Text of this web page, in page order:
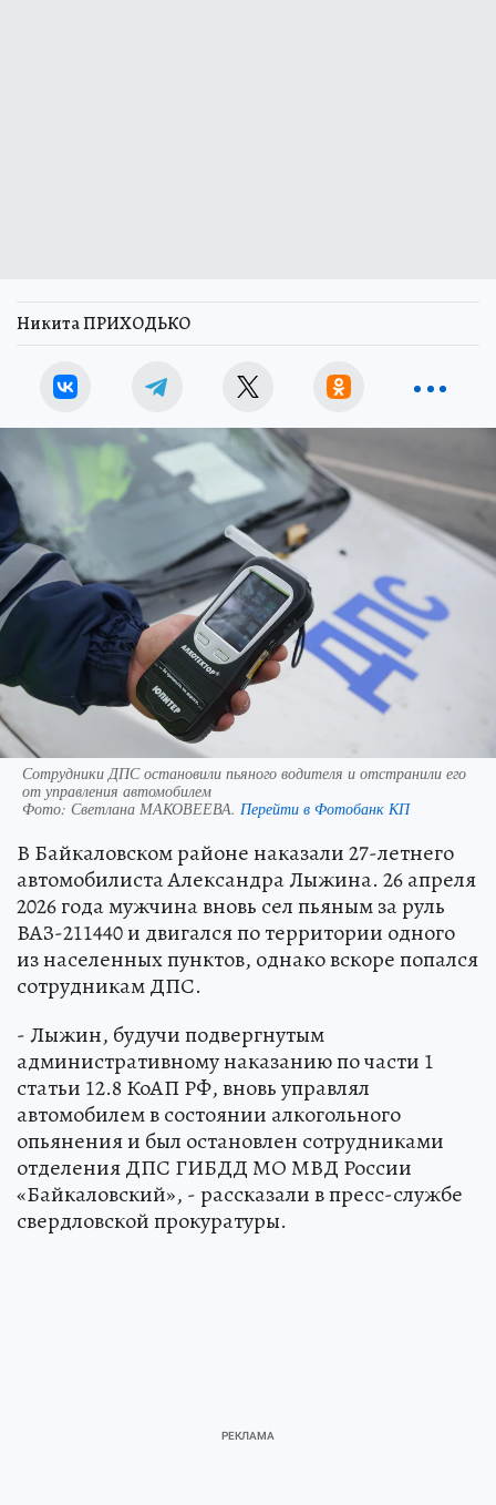
Никита ПРИХОДЬКО
Сотрудники ДПС остановили пьяного водителя и отстранили его
от управления автомобилем
Фото: Светлана МАКОВЕЕВА. Перейти в Фотобанк КП
В Байкаловском районе наказали 27-летнего
автомобилиста Александра Лыжина. 26 апреля
2026 года мужчина вновь сел пьяным за руль
ВАЗ-211440 и двигался по территории одного
из населенных пунктов, однако вскоре попался
сотрудникам ДПС.
- Лыжин, будучи подвергнутым
административному наказанию по части 1
статьи 12.8 КоАП РФ, вновь управлял
автомобилем в состоянии алкогольного
опьянения и был остановлен сотрудниками
отделения ДПС ГИБДД МО МВД России
«Байкаловский», - рассказали в пресс-службе
свердловской прокуратуры.